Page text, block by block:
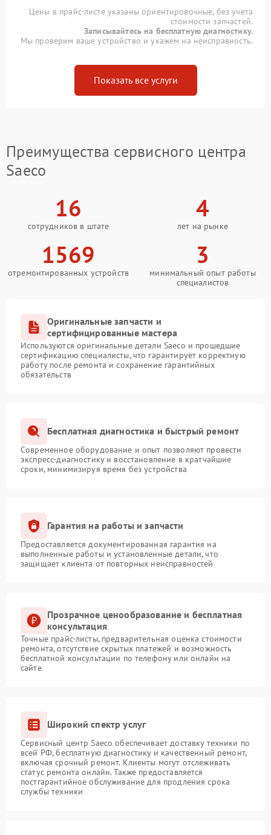
Цены в прайс-листе указаны ориентировочные, без учета
стоимости запчастей.
Записывайтесь на бесплатную диагностику.
Мы проверим ваше устройство и укажем на неисправность.
Показать все услуги
Преимущества сервисного центра
Saeco
16
сотрудников в штате
4
лет на рынке
1569
отремонтированных устройств
3
минимальный опыт работы
специалистов
Оригинальные запчасти и
сертифицированные мастера
Используются оригинальные детали Saeco и прошедшие
сертификацию специалисты, что гарантирует корректную
работу после ремонта и сохранение гарантийных
обязательств
Бесплатная диагностика и быстрый ремонт
Современное оборудование и опыт позволяют провести
экспресс-диагностику и восстановление в кратчайшие
сроки, минимизируя время без устройства
Гарантия на работы и запчасти
Предоставляется документированная гарантия на
выполненные работы и установленные детали, что
защищает клиента от повторных неисправностей
Прозрачное ценообразование и бесплатная
консультация
Точные прайс-листы, предварительная оценка стоимости
ремонта, отсутствие скрытых платежей и возможность
бесплатной консультации по телефону или онлайн на
сайте
Широкий спектр услуг
Сервисный центр Saeco обеспечивает доставку техники по
всей РФ, бесплатную диагностику и качественный ремонт,
включая срочный ремонт. Клиенты могут отслеживать
статус ремонта онлайн. Также предоставляется
постгарантийное обслуживание для продления срока
службы техники